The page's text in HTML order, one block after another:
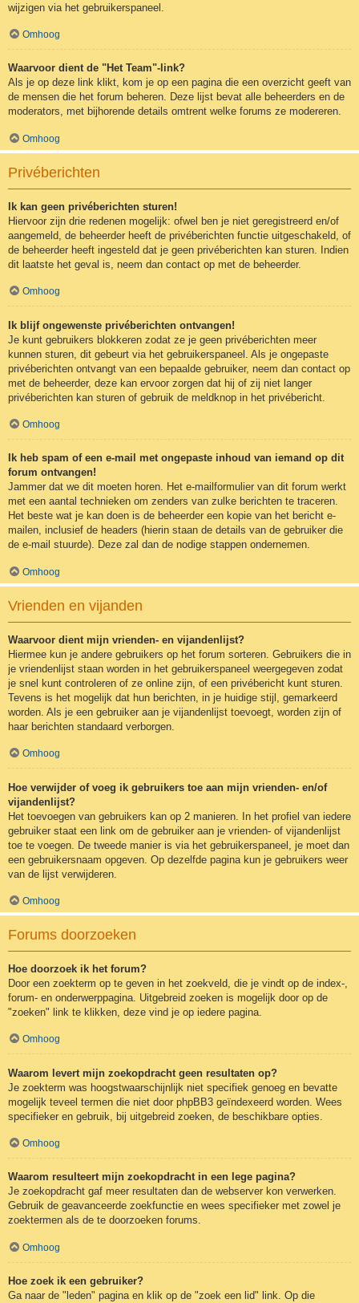
wijzigen via het gebruikerspaneel.
Omhoog
Waarvoor dient de "Het Team"-link?
Als je op deze link klikt, kom je op een pagina die een overzicht geeft van
de mensen die het forum beheren. Deze lijst bevat alle beheerders en de
moderators, met bijhorende details omtrent welke forums ze modereren.
Omhoog
Privéberichten
Ik kan geen privéberichten sturen!
Hiervoor zijn drie redenen mogelijk: ofwel ben je niet geregistreerd en/of
aangemeld, de beheerder heeft de privéberichten functie uitgeschakeld, of
de beheerder heeft ingesteld dat je geen privéberichten kan sturen. Indien
dit laatste het geval is, neem dan contact op met de beheerder.
Omhoog
Ik blijf ongewenste privéberichten ontvangen!
Je kunt gebruikers blokkeren zodat ze je geen privéberichten meer
kunnen sturen, dit gebeurt via het gebruikerspaneel. Als je ongepaste
privéberichten ontvangt van een bepaalde gebruiker, neem dan contact op
met de beheerder, deze kan ervoor zorgen dat hij of zij niet langer
privéberichten kan sturen of gebruik de meldknop in het privébericht.
Omhoog
Ik heb spam of een e-mail met ongepaste inhoud van iemand op dit
forum ontvangen!
Jammer dat we dit moeten horen. Het e-mailformulier van dit forum werkt
met een aantal technieken om zenders van zulke berichten te traceren.
Het beste wat je kan doen is de beheerder een kopie van het bericht e-
mailen, inclusief de headers (hierin staan de details van de gebruiker die
de e-mail stuurde). Deze zal dan de nodige stappen ondernemen.
Omhoog
Vrienden en vijanden
Waarvoor dient mijn vrienden- en vijandenlijst?
Hiermee kun je andere gebruikers op het forum sorteren. Gebruikers die in
je vriendenlijst staan worden in het gebruikerspaneel weergegeven zodat
je snel kunt controleren of ze online zijn, of een privébericht kunt sturen.
Tevens is het mogelijk dat hun berichten, in je huidige stijl, gemarkeerd
worden. Als je een gebruiker aan je vijandenlijst toevoegt, worden zijn of
haar berichten standaard verborgen.
Omhoog
Hoe verwijder of voeg ik gebruikers toe aan mijn vrienden- en/of
vijandenlijst?
Het toevoegen van gebruikers kan op 2 manieren. In het profiel van iedere
gebruiker staat een link om de gebruiker aan je vrienden- of vijandenlijst
toe te voegen. De tweede manier is via het gebruikerspaneel, je moet dan
een gebruikersnaam opgeven. Op dezelfde pagina kun je gebruikers weer
van de lijst verwijderen.
Omhoog
Forums doorzoeken
Hoe doorzoek ik het forum?
Door een zoekterm op te geven in het zoekveld, die je vindt op de index-,
forum- en onderwerppagina. Uitgebreid zoeken is mogelijk door op de
"zoeken" link te klikken, deze vind je op iedere pagina.
Omhoog
Waarom levert mijn zoekopdracht geen resultaten op?
Je zoekterm was hoogstwaarschijnlijk niet specifiek genoeg en bevatte
mogelijk teveel termen die niet door phpBB3 geïndexeerd worden. Wees
specifieker en gebruik, bij uitgebreid zoeken, de beschikbare opties.
Omhoog
Waarom resulteert mijn zoekopdracht in een lege pagina?
Je zoekopdracht gaf meer resultaten dan de webserver kon verwerken.
Gebruik de geavanceerde zoekfunctie en wees specifieker met zowel je
zoektermen als de te doorzoeken forums.
Omhoog
Hoe zoek ik een gebruiker?
Ga naar de "leden" pagina en klik op de "zoek een lid" link. Op die